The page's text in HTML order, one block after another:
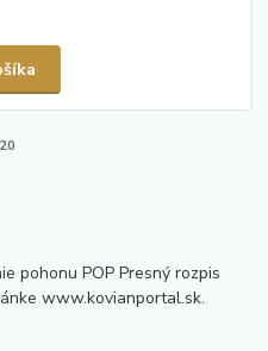
pohonu POP Presný rozpis
www.kovianportal.sk.